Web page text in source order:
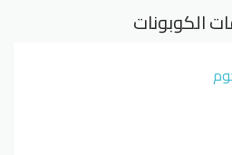
الكوبونات